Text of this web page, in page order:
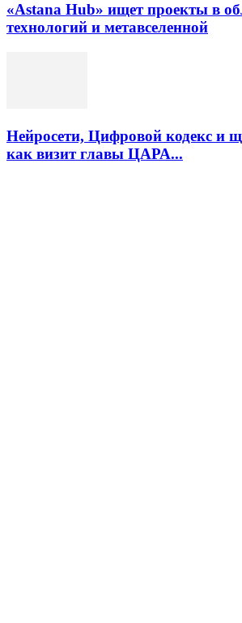
«Astana Hub» ищет проекты в
технологий и метавселенной
Нейросети, Цифровой кодекс и
как визит главы ЦАРА...